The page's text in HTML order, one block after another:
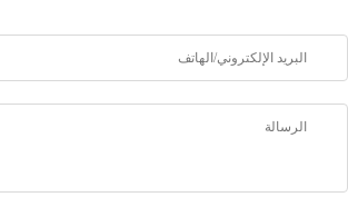
خدمات الطباعة ثلاثية الأبعاد ذات الجودة
التصنيع عالية الجودة